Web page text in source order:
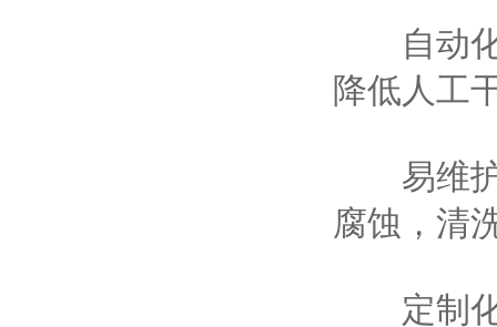
自动化
降低人工
易维护
腐蚀，清
定制化